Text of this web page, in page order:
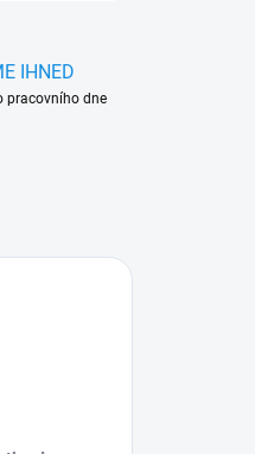
IHNED
pracovního dne